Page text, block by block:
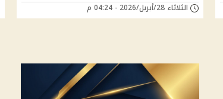
الثلاثاء 28/أبريل/2026 - 04:24 م